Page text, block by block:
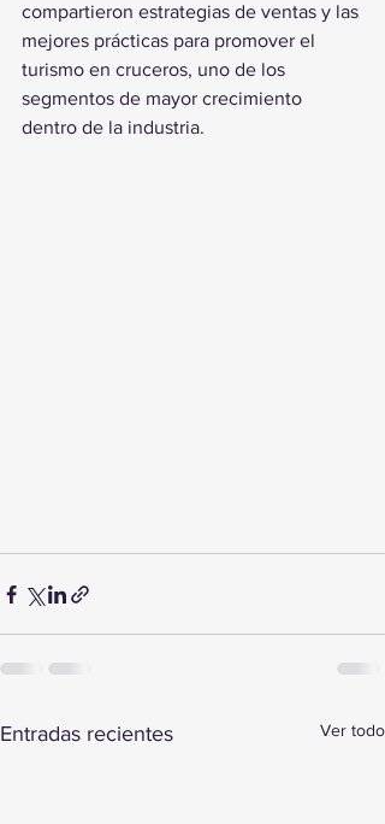
compartieron estrategias de ventas y las
mejores prácticas para promover el
turismo en cruceros, uno de los
segmentos de mayor crecimiento
dentro de la industria.
Entradas recientes Ver todo